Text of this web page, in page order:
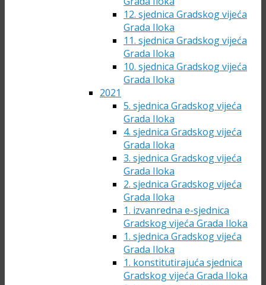
12. sjednica Gradskog vijeća
Grada Iloka
11. sjednica Gradskog vijeća
Grada Iloka
10. sjednica Gradskog vijeća
Grada Iloka
2021
5. sjednica Gradskog vijeća
Grada Iloka
4. sjednica Gradskog vijeća
Grada Iloka
3. sjednica Gradskog vijeća
Grada Iloka
2. sjednica Gradskog vijeća
Grada Iloka
1. izvanredna e-sjednica
Gradskog vijeća Grada Iloka
1. sjednica Gradskog vijeća
Grada Iloka
1. konstitutirajuća sjednica
Gradskog vijeća Grada Iloka